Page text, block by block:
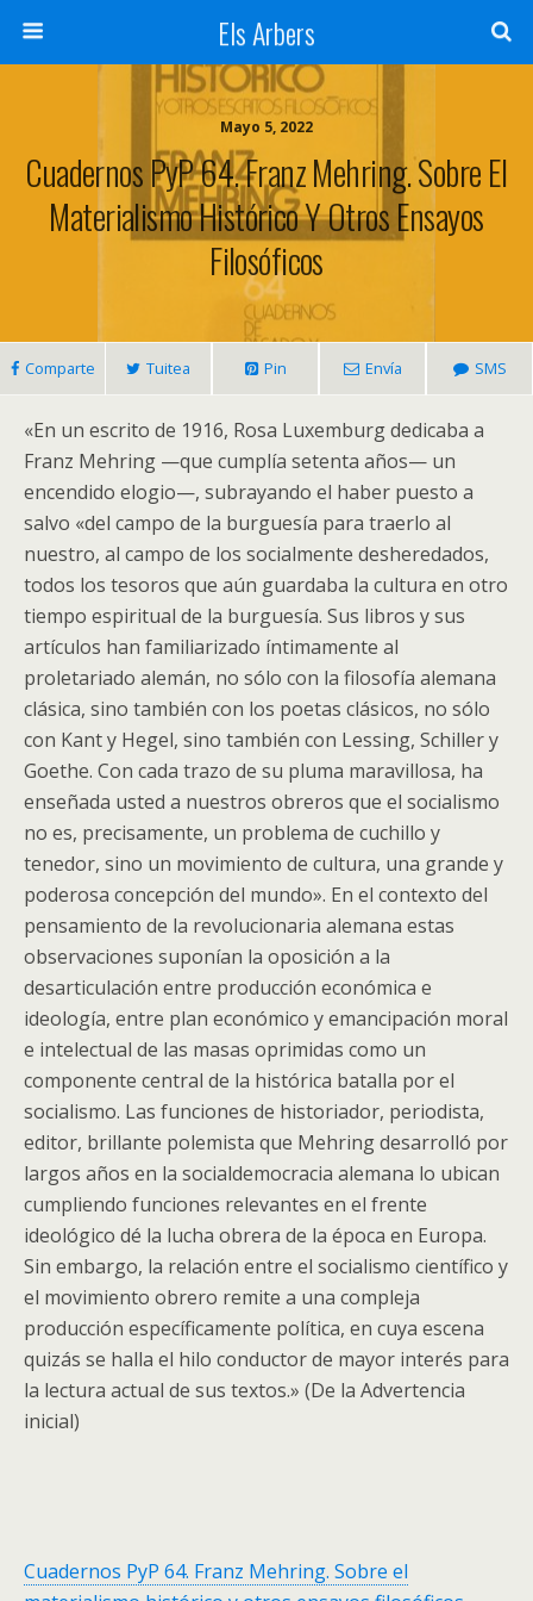
Els Arbers
Mayo 5, 2022
Cuadernos PyP 64. Franz Mehring. Sobre El
Materialismo Histórico Y Otros Ensayos
Filosóficos
Comparte Tuitea Pin Envía SMS
«En un escrito de 1916, Rosa Luxemburg dedicaba a
Franz Mehring —que cumplía setenta años— un
encendido elogio—, subrayando el haber puesto a
salvo «del campo de la burguesía para traerlo al
nuestro, al campo de los socialmente desheredados,
todos los tesoros que aún guardaba la cultura en otro
tiempo espiritual de la burguesía. Sus libros y sus
artículos han familiarizado íntimamente al
proletariado alemán, no sólo con la filosofía alemana
clásica, sino también con los poetas clásicos, no sólo
con Kant y Hegel, sino también con Lessing, Schiller y
Goethe. Con cada trazo de su pluma maravillosa, ha
enseñada usted a nuestros obreros que el socialismo
no es, precisamente, un problema de cuchillo y
tenedor, sino un movimiento de cultura, una grande y
poderosa concepción del mundo». En el contexto del
pensamiento de la revolucionaria alemana estas
observaciones suponían la oposición a la
desarticulación entre producción económica e
ideología, entre plan económico y emancipación moral
e intelectual de las masas oprimidas como un
componente central de la histórica batalla por el
socialismo. Las funciones de historiador, periodista,
editor, brillante polemista que Mehring desarrolló por
largos años en la socialdemocracia alemana lo ubican
cumpliendo funciones relevantes en el frente
ideológico dé la lucha obrera de la época en Europa.
Sin embargo, la relación entre el socialismo científico y
el movimiento obrero remite a una compleja
producción específicamente política, en cuya escena
quizás se halla el hilo conductor de mayor interés para
la lectura actual de sus textos.» (De la Advertencia
inicial)
Cuadernos PyP 64. Franz Mehring. Sobre el